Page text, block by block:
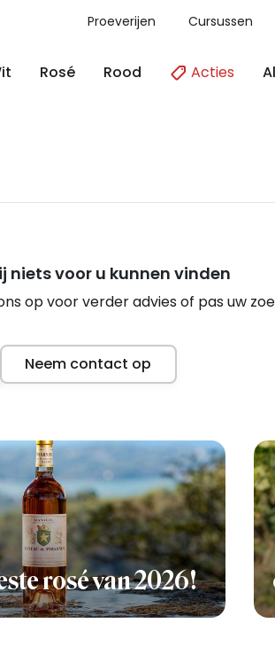
Proeverijen Cursussen
Rosé Rood Acties
niets voor u kunnen vinden
op voor verder advies of pas uw
Neem contact op
rosé van 2026!